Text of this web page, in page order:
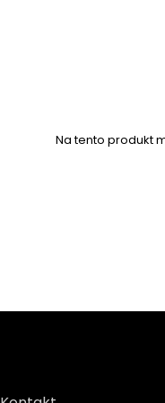
Na tento produkt